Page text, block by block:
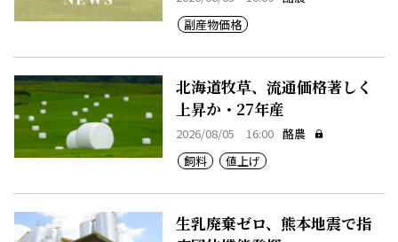
副産物価格
北海道牧草、流通価格著しく
上昇か・27年産
2026/08/05 16:00 酪農
飼料
値上げ
生乳廃棄ゼロ、熊本地震で指